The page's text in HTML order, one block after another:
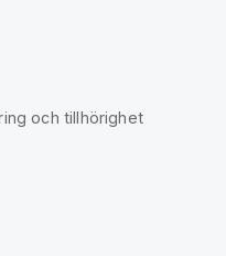
och tillhörighet